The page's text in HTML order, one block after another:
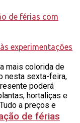
de férias
mais colorida de
nesta sexta-feira,
poderá
hortaliças e
a preços e